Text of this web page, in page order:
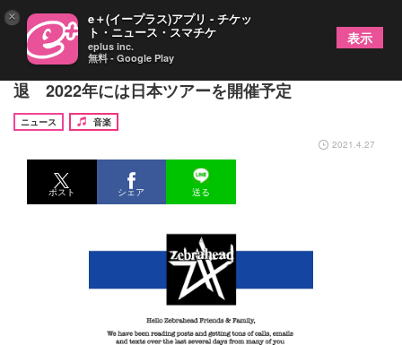
ゼブラへッドからマッティ・ルイス（Vo/G）が脱
退 2022年には日本ツアーを開催予定
ニュース
音楽
2021.4.27
ポスト シェア 送る
× e＋(イープラス)アプリ - チケッ
ト・ニュース・スマチケ
eplus inc.
無料 - Google Play
表示